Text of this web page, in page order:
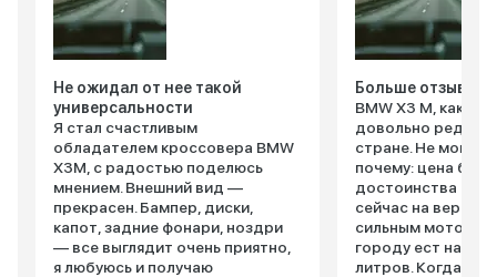
Не ожидал от нее такой
универсальности
Я стал счастливым
обладателем кроссовера BMW
X3M, с радостью поделюсь
мнением. Внешний вид —
прекрасен. Бампер, диски,
капот, задние фонари, ноздри
— все выглядит очень приятно,
я любуюсь и получаю
Больше отзывов
BMW X3 M, как
довольно редкая
стране. Не могу
почему: цена
достоинства
сейчас на версии
сильным
городу ест на
литров. Когда